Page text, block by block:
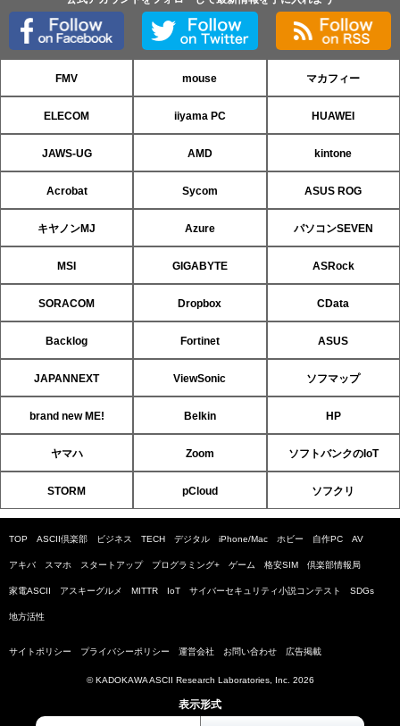
FMV mouse マカフィー
ELECOM iiyama PC HUAWEI
JAWS-UG AMD kintone
Acrobat Sycom ASUS ROG
キヤノンMJ Azure パソコンSEVEN
MSI GIGABYTE ASRock
SORACOM Dropbox CData
Backlog Fortinet ASUS
JAPANNEXT ViewSonic ソフマップ
brand new ME! Belkin HP
ヤマハ Zoom ソフトバンクのIoT
STORM pCloud ソフクリ
TOP ASCII倶楽部 ビジネス TECH デジタル iPhone/Mac ホビー 自作PC AV
アキバ スマホ スタートアップ プログラミング+ ゲーム 格安SIM 倶楽部情報局
家電ASCII アスキーグルメ MITTR IoT サイバーセキュリティ小説コンテスト SDGs
地方活性
サイトポリシー プライバシーポリシー 運営会社 お問い合わせ 広告掲載
© KADOKAWA ASCII Research Laboratories, Inc. 2026
表示形式